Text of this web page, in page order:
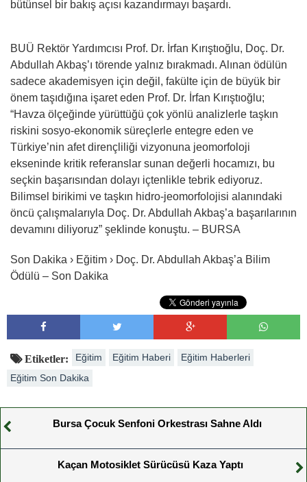
bütünsel bir bakış açısı kazandırmayı başardı.
BUÜ Rektör Yardımcısı Prof. Dr. İrfan Kırıştıoğlu, Doç. Dr.
Abdullah Akbaş’ı törende yalnız bırakmadı. Alınan ödülün
sadece akademisyen için değil, fakülte için de büyük bir
önem taşıdığına işaret eden Prof. Dr. İrfan Kırıştıoğlu;
“Havza ölçeğinde yürüttüğü çok yönlü analizlerle taşkın
riskini sosyo-ekonomik süreçlerle entegre eden ve
Türkiye’nin afet dirençliliği vizyonuna jeomorfoloji
ekseninde kritik referanslar sunan değerli hocamızı, bu
seçkin başarısından dolayı içtenlikle tebrik ediyoruz.
Bilimsel birikimi ve taşkın hidro-jeomorfolojisi alanındaki
öncü çalışmalarıyla Doç. Dr. Abdullah Akbaş’a başarılarının
devamını diliyoruz” şeklinde konuştu. – BURSA
Son Dakika › Eğitim › Doç. Dr. Abdullah Akbaş’a Bilim
Ödülü – Son Dakika
Etiketler: Eğitim Eğitim Haberi
Eğitim Haberleri
Eğitim Son Dakika
Bursa Çocuk Senfoni Orkestrası Sahne Aldı
Kaçan Motosiklet Sürücüsü Kaza Yaptı